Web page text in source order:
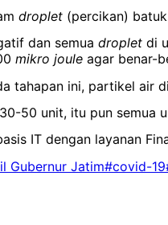
droplet (percikan)
dan semua droplet di
mikro joule agar benar-
tahapan ini, partikel air
50 unit, itu pun semua
IT dengan layanan
Gubernur Jatim#covid-19